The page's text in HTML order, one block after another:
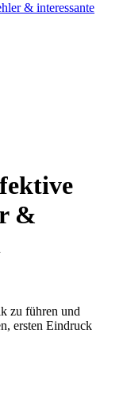
& interessante
&
zu führen und
ersten Eindruck